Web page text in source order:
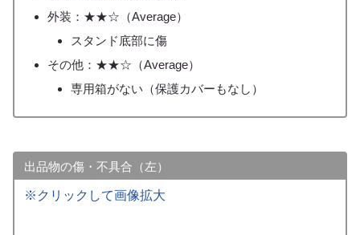
外装：★★☆（Average）
スタンド底部に傷
その他：★★☆（Average）
専用箱がない（保護カバーもなし）
出品物の傷・不具合（左）
※クリックして画像拡大